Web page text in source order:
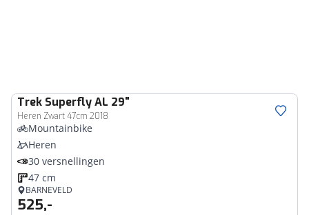
Trek Superfly AL 29"
Heren Zwart 47cm 2018
Mountainbike
Heren
30 versnellingen
47 cm
BARNEVELD
525,-